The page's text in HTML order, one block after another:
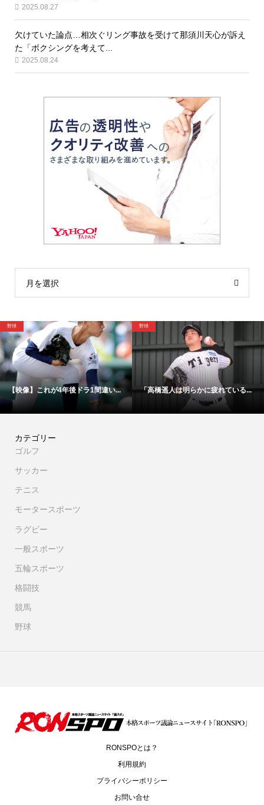
2025.08.27
欠けていた論点…相次ぐリング事故を受けて那須川天心が訴え
た「ボクシングを考えて...
2025.08.24
月を選択
間違い... 「高橋遥人は明らかに疲れている...
野球
交渉裏舞台発覚！「実に
カテゴリー
ゴルフ
サッカー
テニス
モータースポーツ
ラグビー
一般スポーツ
五輪スポーツ
格闘技
競馬
野球
RONSPOとは？
利用規約
プライバシーポリシー
お問い合せ